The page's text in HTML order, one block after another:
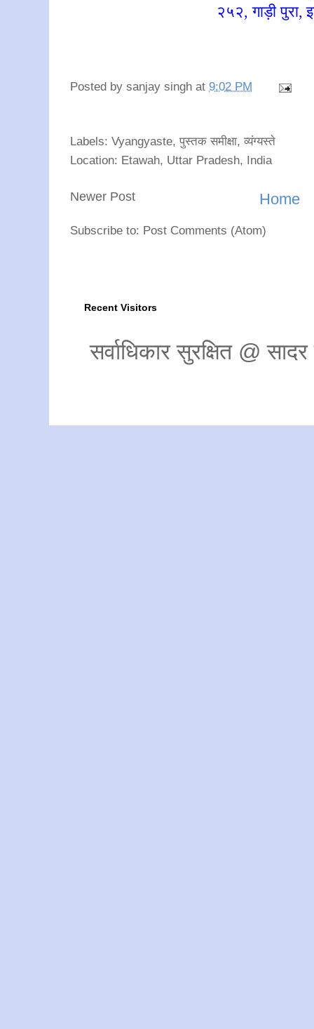
२५२, गाड़ी पुरा,
Posted by sanjay singh at 9:02 PM
Labels: Vyangyaste, पुस्तक समीक्षा, व्यंग्यस्ते
Location: Etawah, Uttar Pradesh, India
Newer Post Home
Subscribe to: Post Comments (Atom)
Recent Visitors
सर्वाधिकार सुरक्षित @